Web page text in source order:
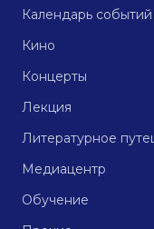
Календарь событий
Кино
Концерты
Лекция
Литературное
Медиацентр
Обучение